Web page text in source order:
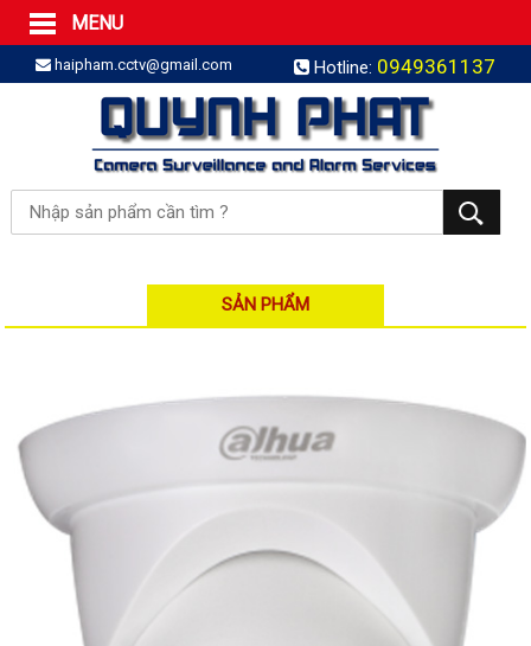
MENU
Trang Chủ
Sản phẩm
SẢN PHẨM TRỌN GÓI
LẮP BÁO TRỘM TRỌN GÓI
LẮP CAMERA TRỌN GÓI
Camera IP
Camera IP KBVISION
Camera IP HIKVISION
Camera IP Visionhitech
Đầu ghi IP | NVR
Đầu ghi IP HIKVISION
Đầu ghi IP KBVISION
Đầu ghi IP HDParagon
Đầu ghi IP Dahua
haipham.cctv@gmail.com Hotline: 0949361137
SẢN PHẨM